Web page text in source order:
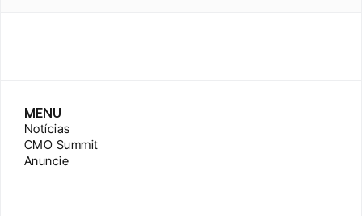
MENU
Notícias
CMO Summit
Anuncie